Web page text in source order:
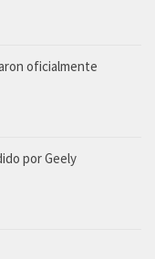
oficialmente
por Geely